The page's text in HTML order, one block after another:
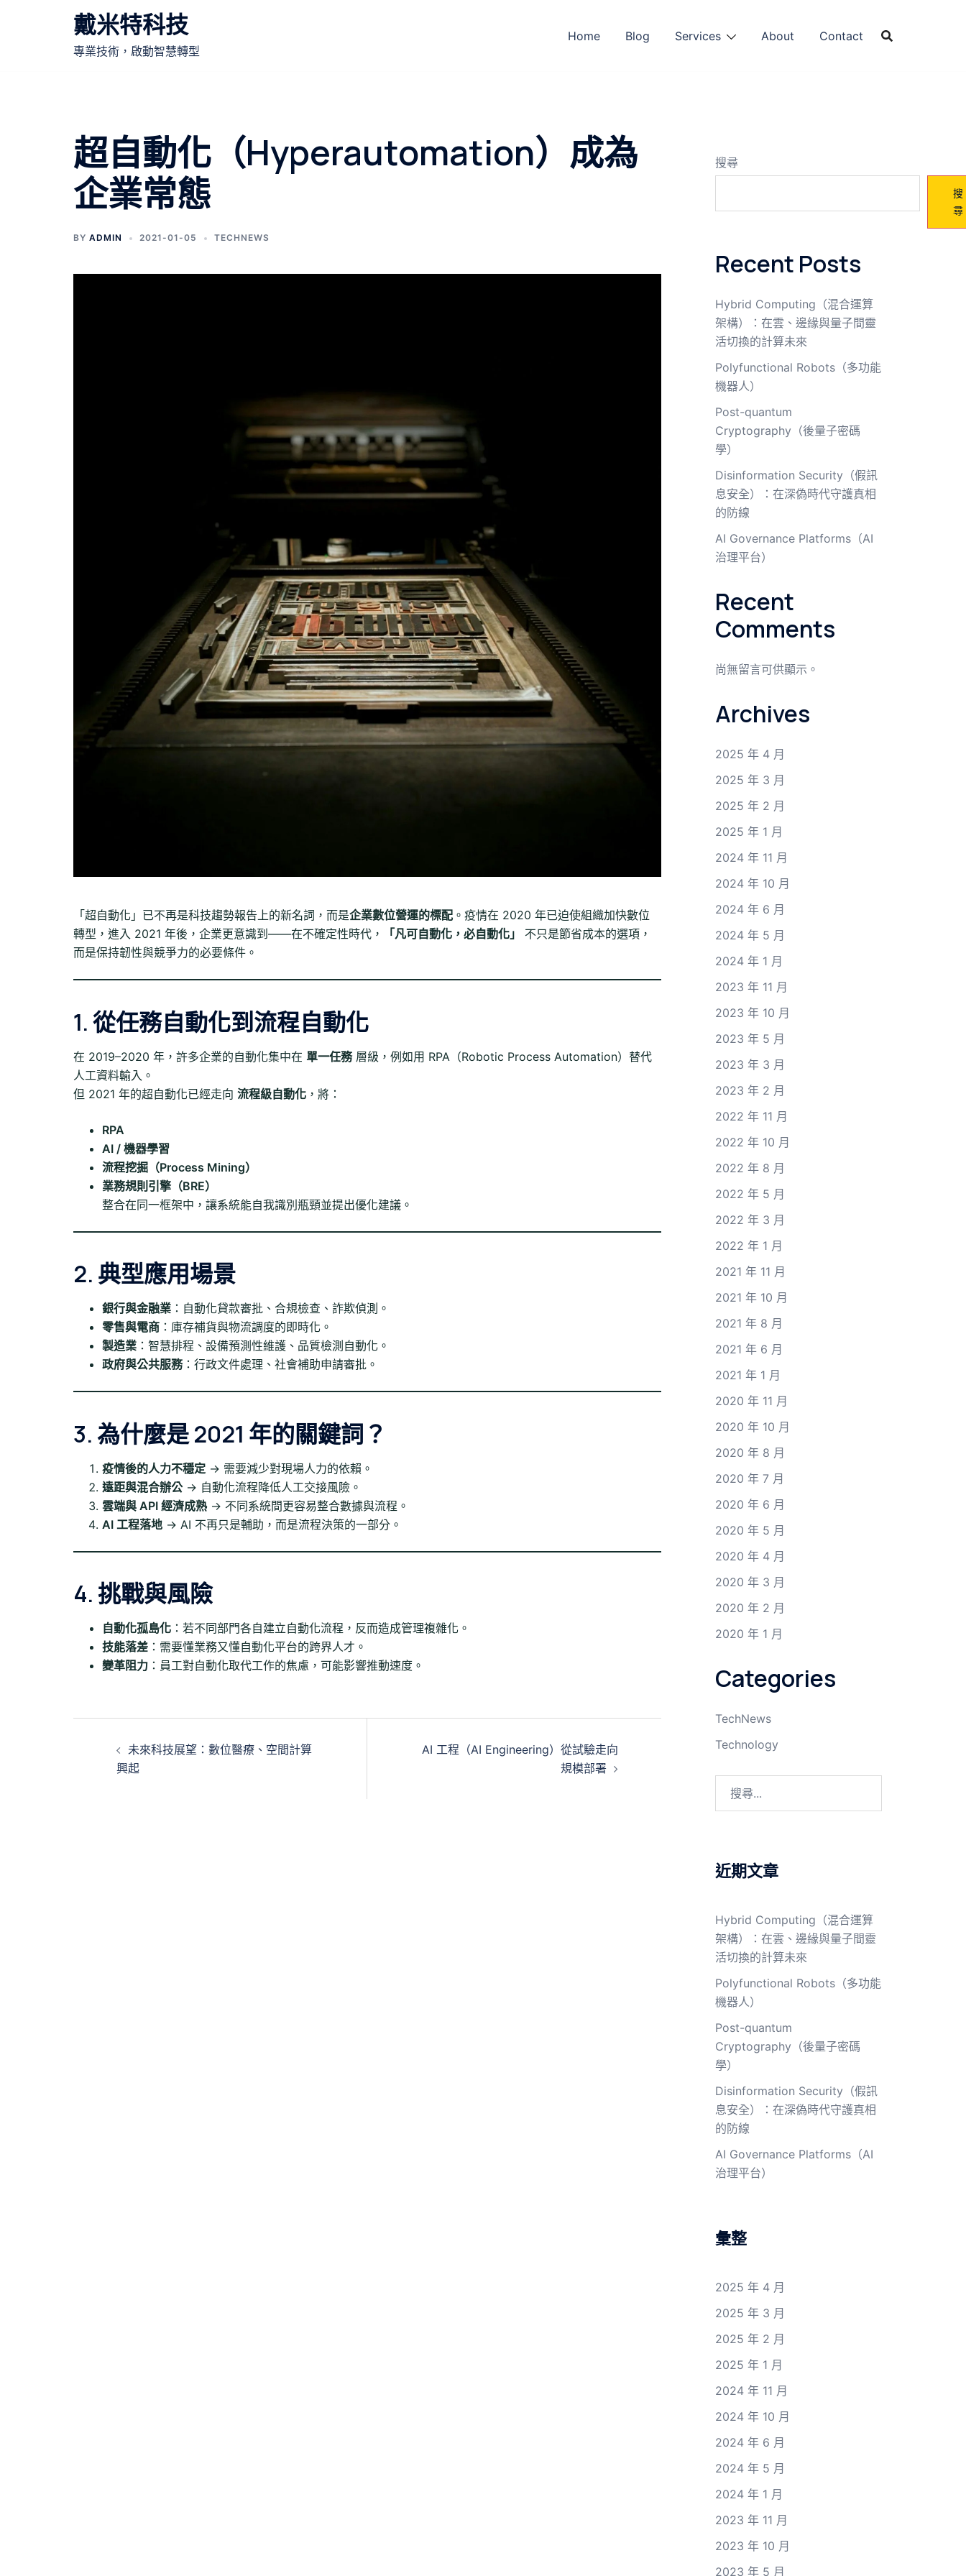
戴米特科技
專業技術，啟動智慧轉型
Home Blog Services About Contact
超自動化（Hyperautomation）成為
企業常態
BY ADMIN 2021-01-05 TECHNEWS
「超自動化」已不再是科技趨勢報告上的新名詞，而是企業數位營運的標配 。疫情在 2020 年已迫使組織加快數位
轉型，進入 2021 年後，企業更意識到——在不確定性時代，
「凡可自動化，必自動化」
不只是節省成本的選項，
而是保持韌性與競爭力的必要條件。
1. 從任務自動化到流程自動化
在 2019–2020 年，許多企業的自動化集中在 單一任務層級，例如用 RPA（Robotic Process Automation）替代
人工資料輸入。
但 2021 年的超自動化已經走向 流程級自動化 ，將：
RPA
AI / 機器學習
流程挖掘（Process Mining）
業務規則引擎（BRE）
整合在同一框架中，讓系統能自我識別瓶頸並提出優化建議。
2. 典型應用場景
銀行與金融業 ：自動化貸款審批、合規檢查、詐欺偵測。
零售與電商 ：庫存補貨與物流調度的即時化。
製造業 ：智慧排程、設備預測性維護、品質檢測自動化。
政府與公共服務：行政文件處理、社會補助申請審批。
3. 為什麼是 2021 年的關鍵詞？
疫情後的人力不穩定 → 需要減少對現場人力的依賴。
遠距與混合辦公 → 自動化流程降低人工交接風險。
雲端與 API 經濟成熟→ 不同系統間更容易整合數據與流程。
AI 工程落地 → AI 不再只是輔助，而是流程決策的一部分。
4. 挑戰與風險
自動化孤島化 ：若不同部門各自建立自動化流程，反而造成管理複雜化。
技能落差 ：需要懂業務又懂自動化平台的跨界人才。
變革阻力 ：員工對自動化取代工作的焦慮，可能影響推動速度。
未來科技展望：數位醫療、空間計算
興起
AI 工程（AI Engineering）從試驗走向
規模部署
搜尋
搜
尋
Recent Posts
Hybrid Computing（混合運算
架構）：在雲、邊緣與量子間靈
活切換的計算未來
Polyfunctional Robots（多功能
機器人）
Post-quantum
Cryptography（後量子密碼
學）
Disinformation Security（假訊
息安全）：在深偽時代守護真相
的防線
AI Governance Platforms（AI
治理平台）
Recent
Comments
尚無留言可供顯示。
Archives
2025 年 4 月
2025 年 3 月
2025 年 2 月
2025 年 1 月
2024 年 11 月
2024 年 10 月
2024 年 6 月
2024 年 5 月
2024 年 1 月
2023 年 11 月
2023 年 10 月
2023 年 5 月
2023 年 3 月
2023 年 2 月
2022 年 11 月
2022 年 10 月
2022 年 8 月
2022 年 5 月
2022 年 3 月
2022 年 1 月
2021 年 11 月
2021 年 10 月
2021 年 8 月
2021 年 6 月
2021 年 1 月
2020 年 11 月
2020 年 10 月
2020 年 8 月
2020 年 7 月
2020 年 6 月
2020 年 5 月
2020 年 4 月
2020 年 3 月
2020 年 2 月
2020 年 1 月
Categories
TechNews
Technology
字:
近期文章
Hybrid Computing（混合運算
架構）：在雲、邊緣與量子間靈
活切換的計算未來
Polyfunctional Robots（多功能
機器人）
Post-quantum
Cryptography（後量子密碼
學）
Disinformation Security（假訊
息安全）：在深偽時代守護真相
的防線
AI Governance Platforms（AI
治理平台）
彙整
2025 年 4 月
2025 年 3 月
2025 年 2 月
2025 年 1 月
2024 年 11 月
2024 年 10 月
2024 年 6 月
2024 年 5 月
2024 年 1 月
2023 年 11 月
2023 年 10 月
2023 年 5 月